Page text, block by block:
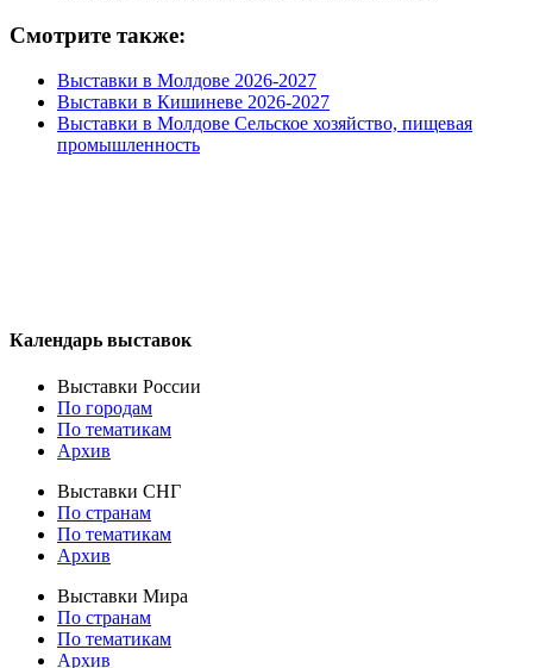
Смотрите также:
Выставки в Молдове 2026-2027
Выставки в Кишиневе 2026-2027
Выставки в Молдове Сельское хозяйство, пищевая
промышленность
Календарь выставок
Выставки России
По городам
По тематикам
Архив
Выставки СНГ
По странам
По тематикам
Архив
Выставки Мира
По странам
По тематикам
Архив